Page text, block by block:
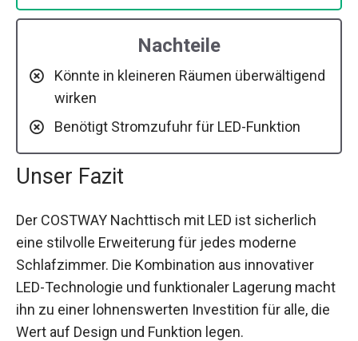
Nachteile
Könnte in kleineren Räumen überwältigend
wirken
Benötigt Stromzufuhr für LED-Funktion
Unser Fazit
Der COSTWAY Nachttisch mit LED ist sicherlich
eine stilvolle Erweiterung für jedes moderne
Schlafzimmer. Die Kombination aus innovativer
LED-Technologie und funktionaler Lagerung macht
ihn zu einer lohnenswerten Investition für alle, die
Wert auf Design und Funktion legen.